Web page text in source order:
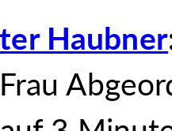
Haubner